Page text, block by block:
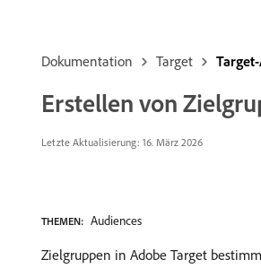
Dokumentation Target
Erstellen von
Letzte Aktualisierung: 16. März 2026
THEMEN: Audiences
Zielgruppen in Adobe Target